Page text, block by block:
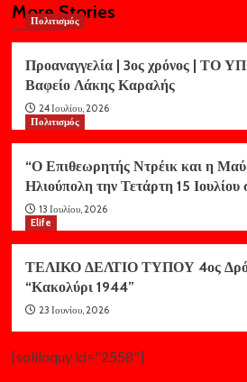
More Stories
Πολιτισμός
Προαναγγελία | 3ος χρόνος | ΤΟ
Βαφείο Λάκης Καραλής
24 Ιουλίου, 2026
Πολιτισμός
“Ο Επιθεωρητής Ντρέικ και η
Ηλιούπολη την Τετάρτη 15 Ιουλίου
13 Ιουλίου, 2026
Elife
ΤΕΛΙΚΟ ΔΕΛΤΙΟ ΤΥΠΟΥ 4ος
“Κακολύρι 1944”
23 Ιουνίου, 2026
[soliloquy id="2558"]